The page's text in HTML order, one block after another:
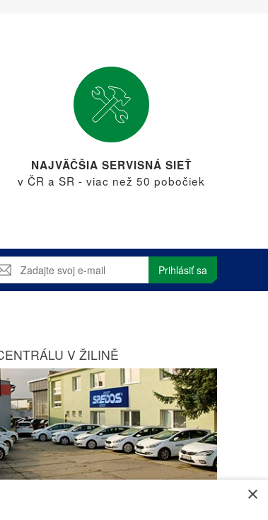
NAJVÄČŠIA SERVISNÁ SIEŤ
v ČR a SR - viac než 50 pobočiek
Prihlásiť sa
V ŽILINĚ
×